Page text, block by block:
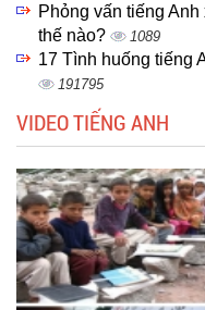
Phỏng vấn tiếng
thế nào?
1089
17 Tình huống tiếng
191795
VIDEO TIẾNG ANH